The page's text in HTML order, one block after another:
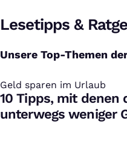
Lesetipps &
Unsere Top-Themen
Geld sparen im Urlaub
:
10 Tipps, mit denen
unterwegs weniger